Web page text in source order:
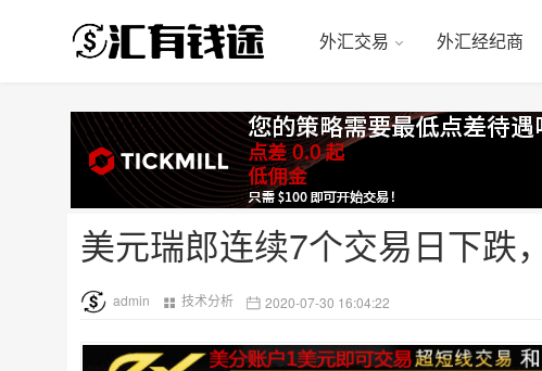
外汇交易 外汇经纪商
美元瑞郎连续7个交易日下跌
admin 技术分析 2020-07-30 16:04:22